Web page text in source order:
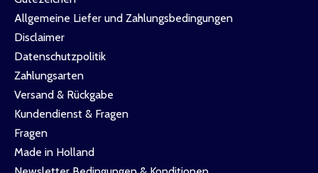
Allgemeine Liefer und Zahlungsbedingungen
Disclaimer
Datenschutzpolitik
Zahlungsarten
Versand & Rückgabe
Kundendienst & Fragen
Fragen
Made in Holland